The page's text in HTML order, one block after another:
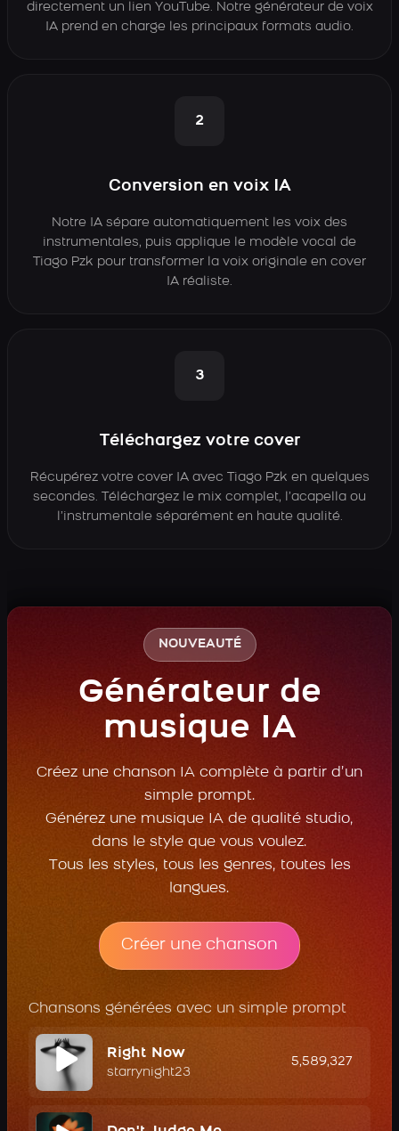
directement un lien YouTube. Notre générateur de voix
IA prend en charge les principaux formats audio.
2
Conversion en voix IA
Notre IA sépare automatiquement les voix des
instrumentales, puis applique le modèle vocal de
Tiago Pzk pour transformer la voix originale en cover
IA réaliste.
3
Téléchargez votre cover
Récupérez votre cover IA avec Tiago Pzk en quelques
secondes. Téléchargez le mix complet, l’acapella ou
l’instrumentale séparément en haute qualité.
NOUVEAUTÉ
Générateur de
musique IA
Créez une chanson IA complète à partir d’un
simple prompt.
Générez une musique IA de qualité studio,
dans le style que vous voulez.
Tous les styles, tous les genres, toutes les
langues.
Créer une chanson
Chansons générées avec un simple prompt
Right Now
starrynight23
5,589,327